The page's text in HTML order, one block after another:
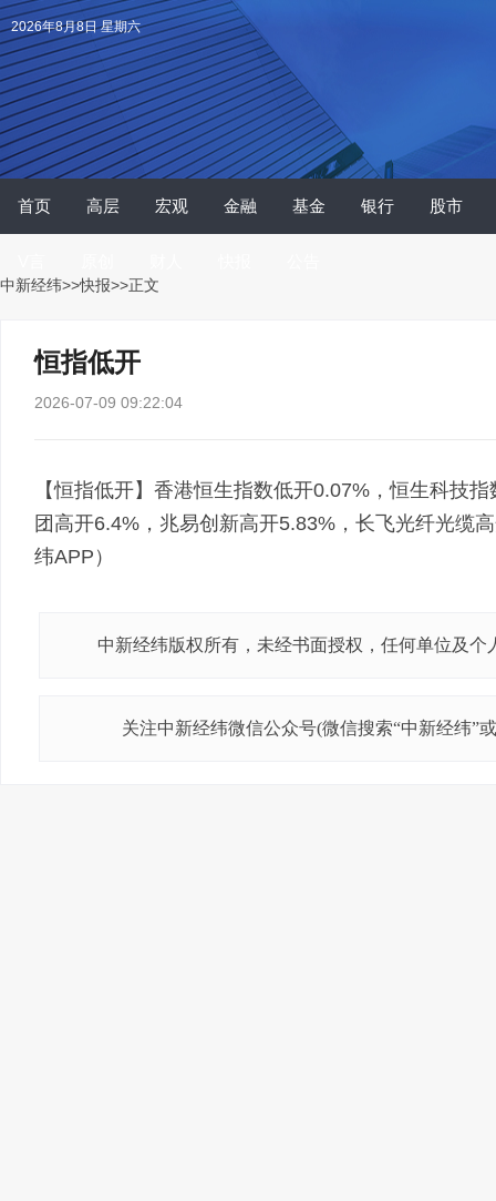
2026年8月8日 星期六
首页 高层 宏观 金融 基金 银行 股市
中新经纬>>快报>>正文
恒指低开
2026-07-09 09:22:04
【恒指低开】香港恒生指数低开0.07%，恒生科技
团高开6.4%，兆易创新高开5.83%，长飞光纤光缆
纬APP）
中新经纬版权所有，未经书面授权，任何单位及
关注中新经纬微信公众号(微信搜索“中新经纬”